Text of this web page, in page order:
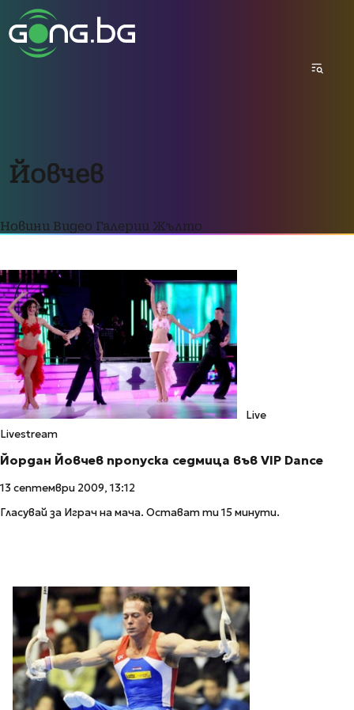
Йовчев
Новини Видео Галерии Жълто
Live
Livestream
Йордан Йовчев пропуска седмица във VIP Dance
13 септември 2009, 13:12
Гласувай за Играч на мача. Остават ти 15 минути.